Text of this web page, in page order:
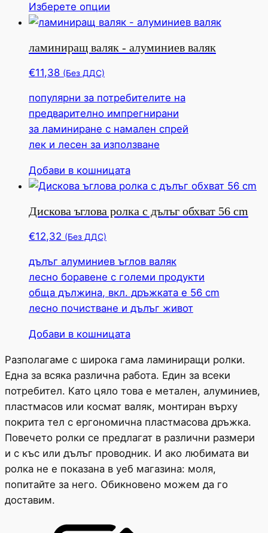
избрана
на
продуктовата
Изберете опции
продукт
няколко
опция
може
да
бъде
на
продуктовата
страница
ламиниращ валяк - алуминиев валяк
€11,38 (Без ДДС)
популярни за потребителите на
предварително импрегнирани
за ламиниране с намален спрей
лек и лесен за използване
Добави в кошницата
Дискова ъглова ролка с дълъг обхват 56 cm
€12,32 (Без ДДС)
дълъг алуминиев ъглов валяк
лесно боравене с големи продукти
обща дължина, вкл. дръжката е 56 cm
лесно почистване и дълъг живот
Добави в кошницата
Разполагаме с широка гама ламиниращи ролки.
Една за всяка различна работа. Един за всеки
потребител. Като цяло това е метален, алуминиев,
пластмасов или космат валяк, монтиран върху
покрита тел с ергономична пластмасова дръжка.
Повечето ролки се предлагат в различни размери
и с къс или дълъг проводник. И ако любимата ви
ролка не е показана в уеб магазина: моля,
попитайте за него. Обикновено можем да го
доставим.